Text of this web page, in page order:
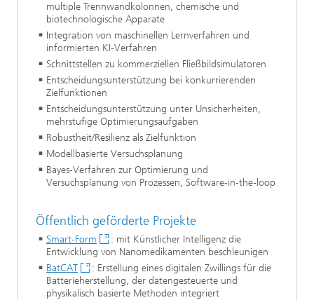
multiple Trennwandkolonnen, chemische und
biotechnologische Apparate
Integration von maschinellen Lernverfahren und
informierten KI-Verfahren
Schnittstellen zu kommerziellen Fließbildsimulatoren
Entscheidungsunterstützung bei konkurrierenden
Zielfunktionen
Entscheidungsunterstützung unter Unsicherheiten,
mehrstufige Optimierungsaufgaben
Robustheit/Resilienz als Zielfunktion
Modellbasierte Versuchsplanung
Bayes-Verfahren zur Optimierung und
Versuchsplanung von Prozessen, Software-in-the-loop
Öffentlich geförderte Projekte
Smart-Form
: mit Künstlicher Intelligenz die
Entwicklung von Nanomedikamenten beschleunigen
BatCAT
: Erstellung eines digitalen Zwillings für die
Batterieherstellung, der datengesteuerte und
physikalisch basierte Methoden integriert